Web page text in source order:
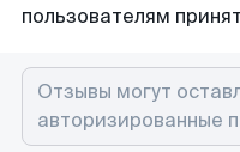
пользователям